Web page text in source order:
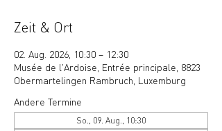
Zeit & Ort
02. Aug. 2026, 10:30 – 12:30
Musée de l'Ardoise, Entrée principale, 8823
Obermartelingen Rambruch, Luxemburg
Andere Termine
So., 09. Aug., 10:30